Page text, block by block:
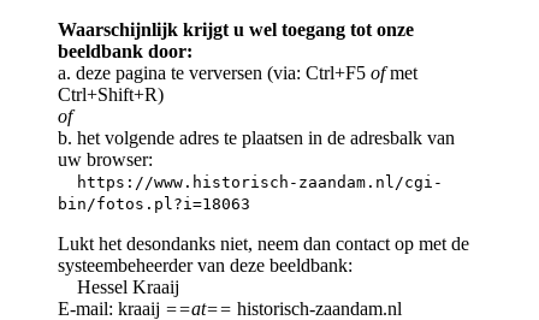
Waarschijnlijk krijgt u wel toegang tot onze
beeldbank door:
a. deze pagina te verversen (via: Ctrl+F5 ofmet
Ctrl+Shift+R)
of
b. het volgende adres te plaatsen in de adresbalk van
uw browser:
https://www.historisch-zaandam.nl/cgi-
bin/fotos.pl?i=18063
Lukt het desondanks niet, neem dan contact op met de
systeembeheerder van deze beeldbank:
Hessel Kraaij
E-mail: kraaij ==at== historisch-zaandam.nl